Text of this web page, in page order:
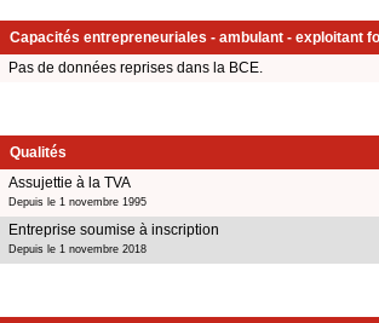
Capacités entrepreneuriales - ambulant - exploitant
Pas de données reprises dans la BCE.
Qualités
Assujettie à la TVA
Depuis le 1 novembre 1995
Entreprise soumise à inscription
Depuis le 1 novembre 2018